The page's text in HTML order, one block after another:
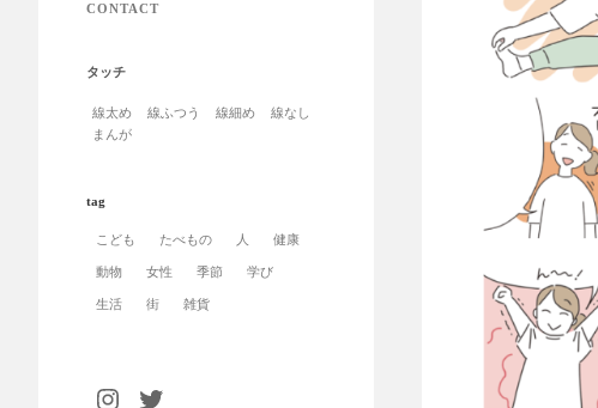
CONTACT
タッチ
線太め 線ふつう 線細め
線なし
まんが
tag
こども たべもの 人 健康
動物 女性 季節 学び
生活 街 雑貨